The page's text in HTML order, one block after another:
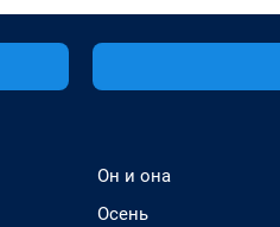
Он и она
Осень